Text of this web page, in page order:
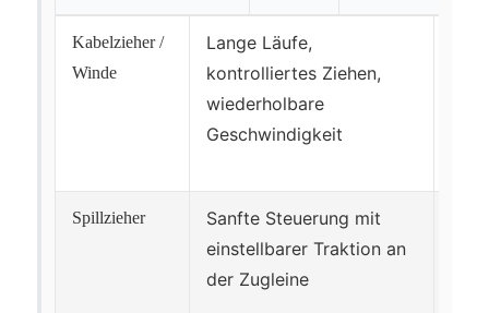
Kabelzieher /
Winde
Lange Läufe,
kontrolliertes Ziehen,
wiederholbare
Geschwindigkeit
Spillzieher
Sanfte Steuerung mit
einstellbarer Traktion an
der Zugleine